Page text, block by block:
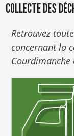
COLLECTE DES
Retrouvez
concernant la
Courdimanche